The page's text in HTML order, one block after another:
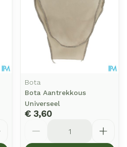
Bota
Bota Aantrekkous
Universeel
€ 3,60